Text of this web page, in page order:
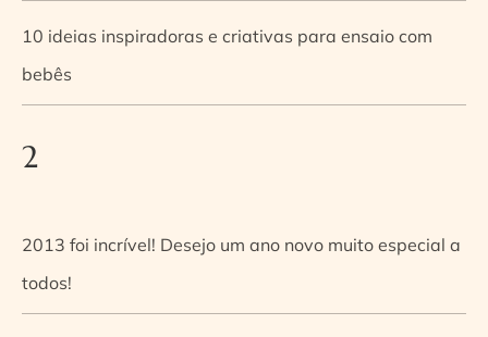
10 ideias inspiradoras e criativas para ensaio com
bebês
2
2013 foi incrível! Desejo um ano novo muito especial a
todos!